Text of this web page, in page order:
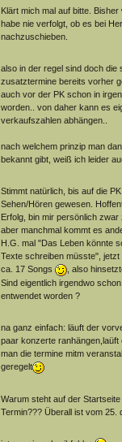
Klärt mich mal auf bitte.
habe nie verfolgt, ob es bei
nachzuschieben.
also in der regel sind doch die
zusatztermine bereits vorher
auch vor der PK schon in
worden.. von daher kann es
verkaufszahlen abhängen..
nach welchem prinzip man
bekannt gibt, weiß ich leider
Stimmt natürlich, bis auf die
Sehen/Hören gewesen.
Erfolg, bin mir persönlich
aber manchmal kommt es
H.G. mal "Das Leben könnte
Texte schreiben müsste",
ca. 17 Songs
, also
Sind eigentlich irgendwo
entwendet worden ?
na ganz einfach: läuft der
paar konzerte
man die termine mitm
geregelt
Warum steht auf der
Termin??? Überall ist vom 25.